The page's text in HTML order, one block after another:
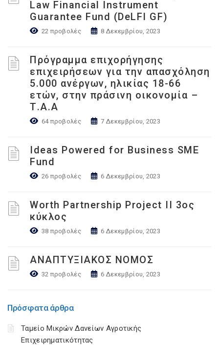
Law Financial Instrument
Guarantee Fund (DeLFI GF)
22 προβολές 8 Δεκεμβρίου, 2023
Πρόγραμμα επιχορήγησης
επιχειρήσεων για την απασχόληση
5.000 ανέργων, ηλικίας 18-66
ετών, στην πράσινη οικονομία –
Τ.Α.Α
64 προβολές 7 Δεκεμβρίου, 2023
Ideas Powered for Business SME
Fund
26 προβολές 6 Δεκεμβρίου, 2023
Worth Partnership Project ΙΙ 3ος
κύκλος
38 προβολές 6 Δεκεμβρίου, 2023
ΑΝΑΠΤΥΞΙΑΚΟΣ ΝΟΜΟΣ
32 προβολές 6 Δεκεμβρίου, 2023
Πρόσφατα άρθρα
Ταμείο Μικρών Δανείων Αγροτικής
Επιχειρηματικότητας